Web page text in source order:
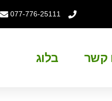
077-776-25111
קשר בלוג